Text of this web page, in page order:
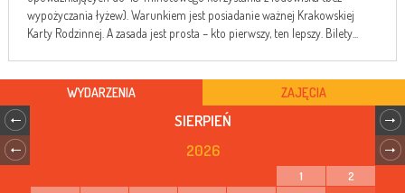
wypożyczania łyżew). Warunkiem jest posiadanie ważnej Krakowskiej
Karty Rodzinnej. A zasada jest prosta – kto pierwszy, ten lepszy. Bilety...
WYDARZENIA ZAJĘCIA
SIERPIEŃ
2026
1
2